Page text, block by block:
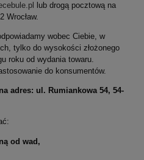
lub drogą pocztową na
Wrocław.
wobec Ciebie, w
tylko do wysokości złożonego
roku od wydania towaru.
do konsumentów.
adres: ul. Rumiankowa 54, 54-
od wad,